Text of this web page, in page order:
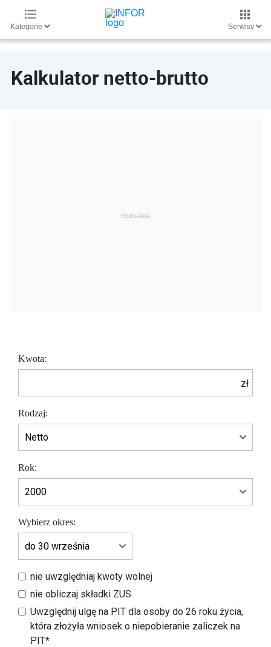
Kategorie Serwisy
Kalkulator netto-brutto
Kwota:
zł
Rodzaj:
Rok:
Wybierz okres:
nie uwzględniaj kwoty wolnej
nie obliczaj składki ZUS
Uwzględnij ulgę na PIT dla osoby do 26 roku życia,
która złożyła wniosek o niepobieranie zaliczek na
PIT*